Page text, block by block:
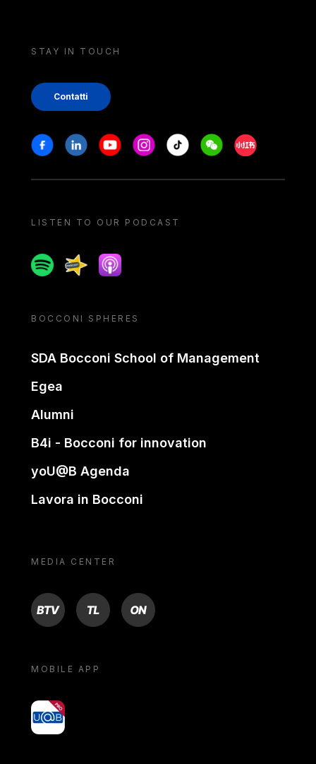
STAY IN TOUCH
Contatti
Stay in touch
FacebookLinkedinYoutubeInstagram
Tiktok WeechatXiaohongshu/
LISTEN TO OUR PODCAST
SpotifySpreakerApple podcast
BOCCONI SPHERES
SDA Bocconi School of Management
Egea
Alumni
B4i - Bocconi for innovation
yoU@B Agenda
Lavora in Bocconi
MEDIA CENTER
BTV TL ON
MOBILE APP
yoU@B